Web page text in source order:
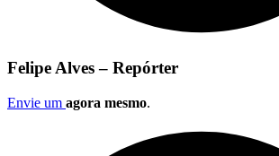
Felipe Alves – Repórter
Envie um agora mesmo.